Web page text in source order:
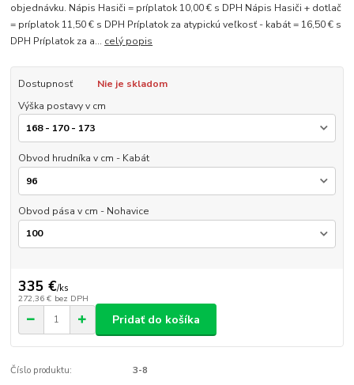
objednávku. Nápis Hasiči = príplatok 10,00 € s DPH Nápis Hasiči + dotlač
= príplatok 11,50 € s DPH Príplatok za atypickú veľkosť - kabát = 16,50 € s
DPH Príplatok za a... celý popis
Dostupnosť
Nie je skladom
Výška postavy v cm
Obvod hrudníka v cm - Kabát
Obvod pása v cm - Nohavice
335 €/ks
272,36 € bez DPH
Pridať do košíka
Číslo produktu: 3-8